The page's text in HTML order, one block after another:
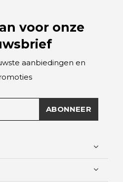
voor onze
aanbiedingen en
ABONNEER